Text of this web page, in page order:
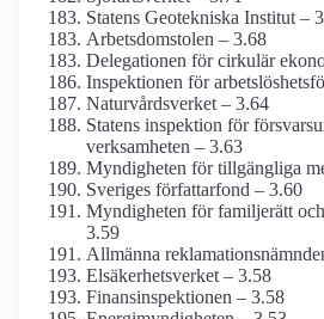
Statens Geotekniska Institut –
Arbets­domstolen – 3.68
Delegationen för cirkulär
Inspektionen för
Naturvårds­verket – 3.64
Statens inspektion för
verksamheten – 3.63
Myndigheten för tillgängliga
Sveriges författarfond – 3.60
Myndigheten för familjerätt
3.59
Allmänna
Elsäkerhets­verket – 3.58
Finans­inspektionen – 3.58